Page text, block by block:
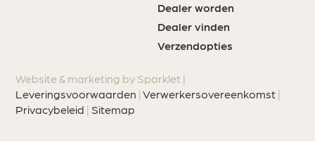
Dealer worden
Dealer vinden
Verzendopties
Website & marketing by Sparklet |
Leveringsvoorwaarden |Verwerkersovereenkomst |
Privacybeleid | Sitemap